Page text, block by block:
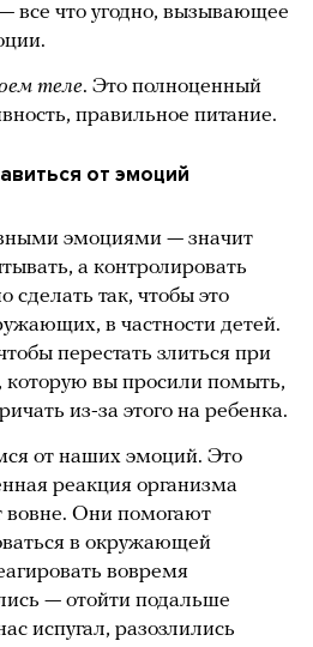
все что угодно, вызывающее
теле. Это полноценный
правильное питание.
от эмоций
эмоциями — значит
а контролировать
сделать так, чтобы это
в частности детей.
перестать злиться при
которую вы просили помыть,
из-за этого на ребенка.
от наших эмоций. Это
реакция организма
вовне. Они помогают
в окружающей
вовремя
— отойти подальше
испугал, разозлились